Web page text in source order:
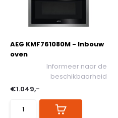
AEG KMF761080M - Inbouw
oven
Informeer naar de
beschikbaarheid
€1.049,-